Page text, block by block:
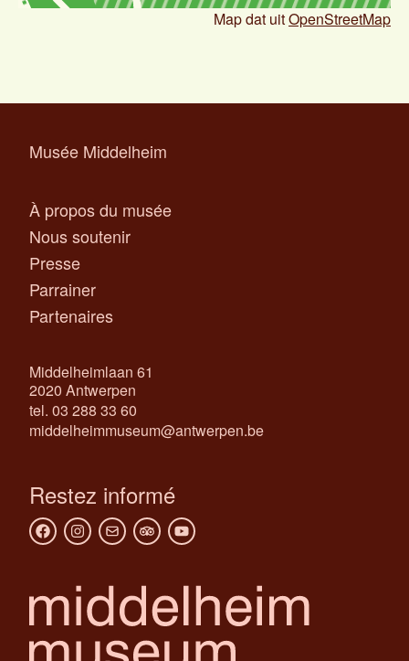
Map dat uitOpenStreetMap
Musée Middelheim
À propos du musée
Nous soutenir
Presse
Parrainer
Partenaires
Middelheimlaan 61
2020 Antwerpen
tel. 03 288 33 60
middelheimmuseum@antwerpen.be
Restez informé
FacebookInstagramNewsletter
Tripadvisor
Youtube